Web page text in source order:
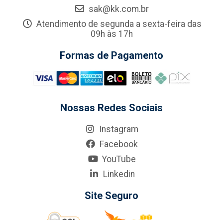
sak@kk.com.br
Atendimento de segunda a sexta-feira das
09h às 17h
Formas de Pagamento
Nossas Redes Sociais
Instagram
Facebook
YouTube
Linkedin
Site Seguro